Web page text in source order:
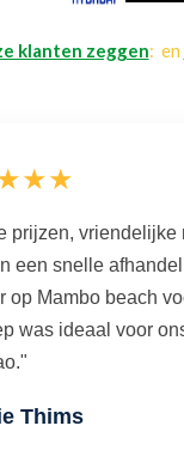
klanten zeggen: en
prijzen, vriendelijke
een snelle
op Mambo beach
was ideaal voor
Thims